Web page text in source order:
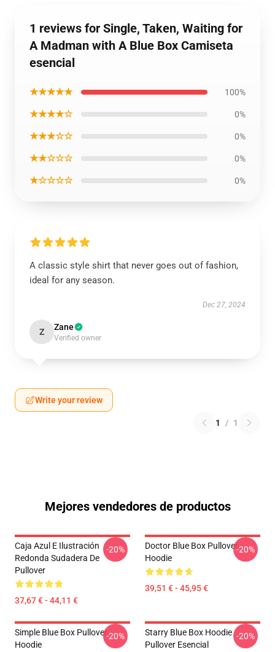
1 reviews for Single, Taken, Waiting for
A Madman with A Blue Box Camiseta
esencial
★★★★★ 100%
★★★★☆ 0%
★★★☆☆ 0%
★★☆☆☆ 0%
★☆☆☆☆ 0%
A classic style shirt that never goes out of fashion,
ideal for any season.
Dec 27, 2024
Z Zane
Verified owner
Write your review
1 / 1
Mejores vendedores de productos
Caja Azul E Ilustración
Redonda Sudadera De
Pullover
37,67 € - 44,11 €
-20%
Doctor Blue Box Pullover
Hoodie
39,51 € - 45,95 €
-20%
Simple Blue Box Pullover
Hoodie
-20%
Starry Blue Box Hoodie
Pullover Esencial
-20%